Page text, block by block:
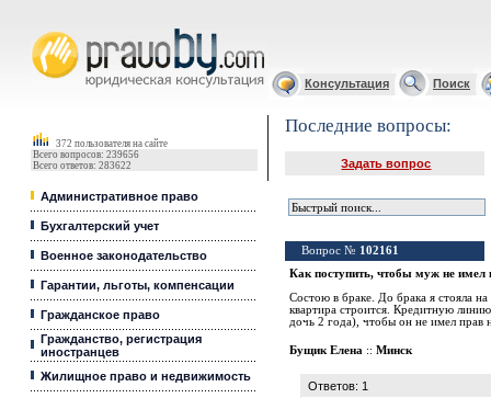
Консультация Поиск
372 пользователя на сайте
Всего вопросов: 239656
Всего ответов: 283622
Административное право
Бухгалтерский учет
Военное законодательство
Гарантии, льготы, компенсации
Гражданское право
Гражданство, регистрация
иностранцев
Жилищное право и недвижимость
Последние вопросы:
Задать вопрос
Вопрос № 102161
Как поступить, чтобы муж не имел
Состою в браке. До брака я стояла
квартира строится. Кредитную
дочь 2 года), чтобы он не имел прав
Бущик Елена :: Минск
Ответов: 1